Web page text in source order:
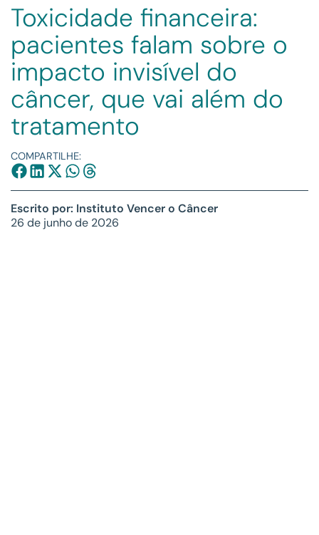
Toxicidade financeira:
pacientes falam sobre o
impacto invisível do
câncer, que vai além do
tratamento
COMPARTILHE:
Escrito por: Instituto Vencer o Câncer
26 de junho de 2026